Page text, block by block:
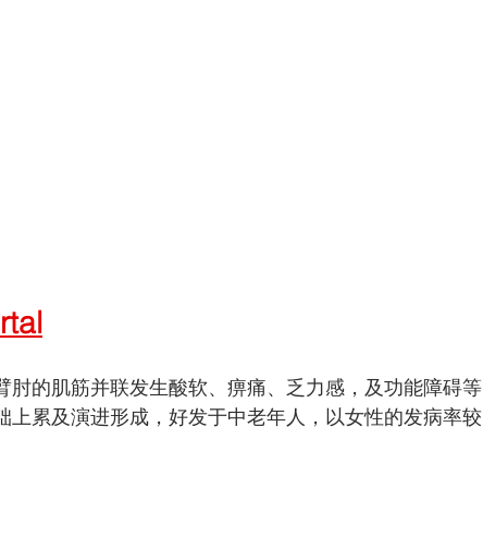
的肌筋并联发生酸软、痹痛、乏力感，及功能障碍等
上累及演进形成，好发于中老年人，以女性的发病率较